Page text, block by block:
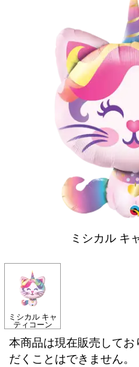
ミシカル キ
ミシカル キャ
ティコーン
本商品は現在販売して
だくことはできません。